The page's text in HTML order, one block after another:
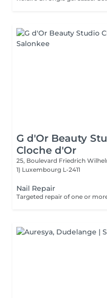
G d'Or Beauty
Cloche d'Or
25, Boulevard Friedrich
1) Luxembourg L-2411
Nail Repair